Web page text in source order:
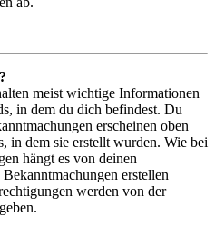
meist wichtige Informationen
in dem du dich befindest. Du
erscheinen oben
in dem sie erstellt wurden. Wie bei
hängt es von deinen
erstellen
werden von der